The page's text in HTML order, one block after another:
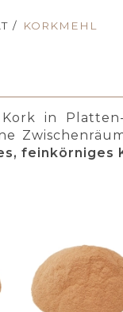
/ KORKMEHL
in
feinkörniges